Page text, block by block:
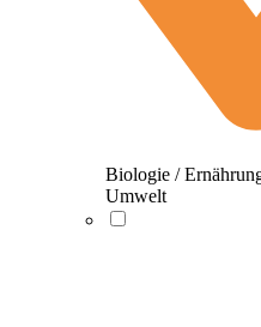
Biologie /
Umwelt